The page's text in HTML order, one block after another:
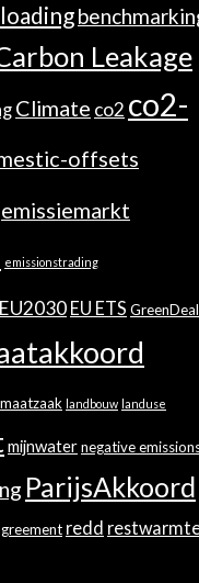
Leakage
Climate co2 co2-
offsets
emissiemarkt
emissionstrading
EU2030 EU ETS GreenDeal
landbouw landuse
mijnwaternegative
ParijsAkkoord
redd